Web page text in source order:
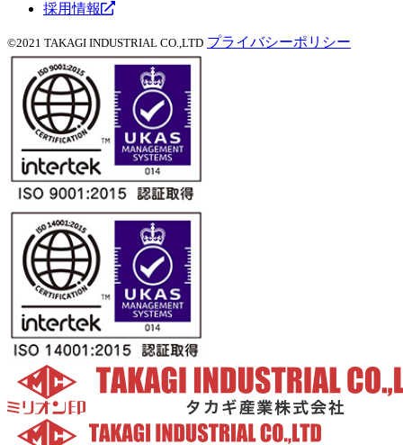
採用情報
©2021 TAKAGI INDUSTRIAL CO.,LTD プライバシーポリシー